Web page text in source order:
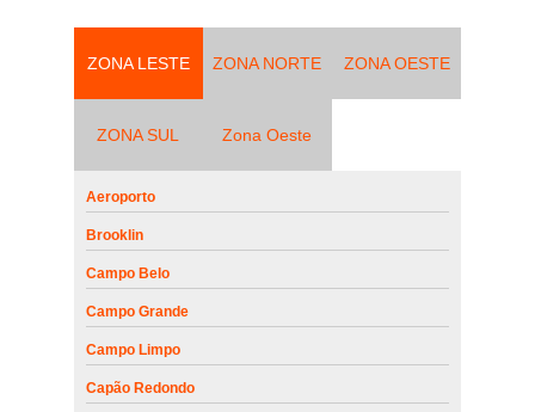
ZONA LESTE ZONA NORTE ZONA OESTE
ZONA SUL Zona Oeste
Aeroporto
Brooklin
Campo Belo
Campo Grande
Campo Limpo
Capão Redondo